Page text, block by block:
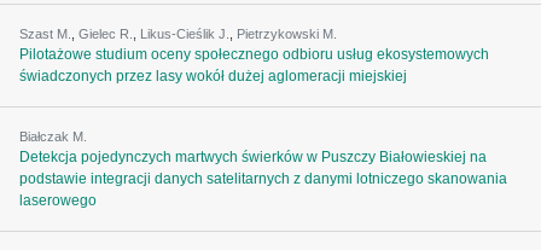
Szast M. Gielec R. Likus-Cieślik J. Pietrzykowski M.
Pilotażowe studium oceny społecznego odbioru usług ekosystemowych
świadczonych przez lasy wokół dużej aglomeracji miejskiej
Białczak M.
Detekcja pojedynczych martwych świerków w Puszczy Białowieskiej na
podstawie integracji danych satelitarnych z danymi lotniczego skanowania
laserowego